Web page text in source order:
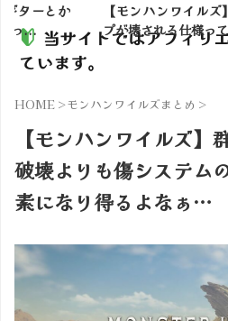
ターとか
っ...
【モンハンワイル
プが壊される仕様っ
当サイトではアフィリ
ています。
HOME >モンハンワイルズまとめ >
【モンハンワイルズ】
破壊よりも傷システム
素になり得るよなぁ…